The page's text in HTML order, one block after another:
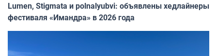
Lumen, Stigmata и polnalyubvi: объявлены хедлайнеры
фестиваля «Имандра» в 2026 года